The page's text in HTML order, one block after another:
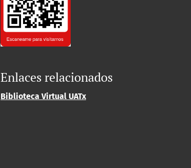
Enlaces relacionados
Biblioteca Virtual UATx